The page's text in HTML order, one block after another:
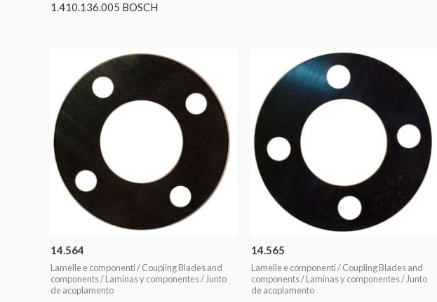
1.410.136.005 BOSCH
14.564
Lamelle e componenti / Coupling Blades and
components / Laminas y componentes / Junto
de acoplamento
14.565
Lamelle e componenti / Coupling Blades and
components / Laminas y componentes / Junto
de acoplamento